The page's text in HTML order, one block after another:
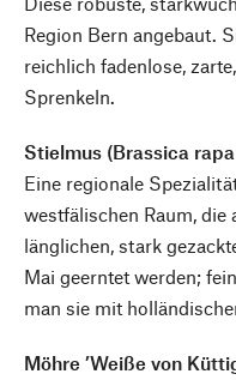
Region Bern angebaut.
reichlich fadenlose,
Sprenkeln.
Stielmus (Brassica
Eine regionale
westfälischen Raum, die
länglichen, stark
Mai geerntet werden;
man sie mit
Möhre ’Weiße von